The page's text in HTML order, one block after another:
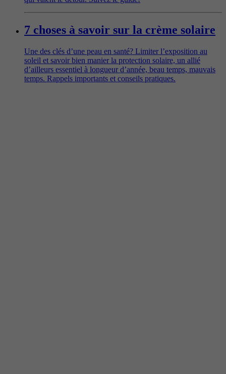
7 choses à savoir sur la crème solaire
Une des clés d’une peau en santé? Limiter l’exposition au
soleil et savoir bien manier la protection solaire, un allié
d’ailleurs essentiel à longueur d’année, beau temps, mauvais
temps. Rappels importants et conseils pratiques.